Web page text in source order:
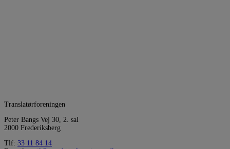
Translatørforeningen
Peter Bangs Vej 30, 2. sal
2000 Frederiksberg
Tlf: 33 11 84 14